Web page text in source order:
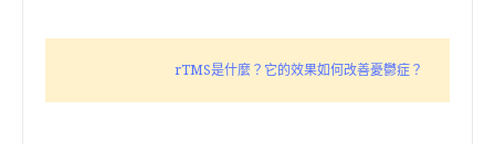
rTMS是什麼？它的效果如何改善憂鬱症？